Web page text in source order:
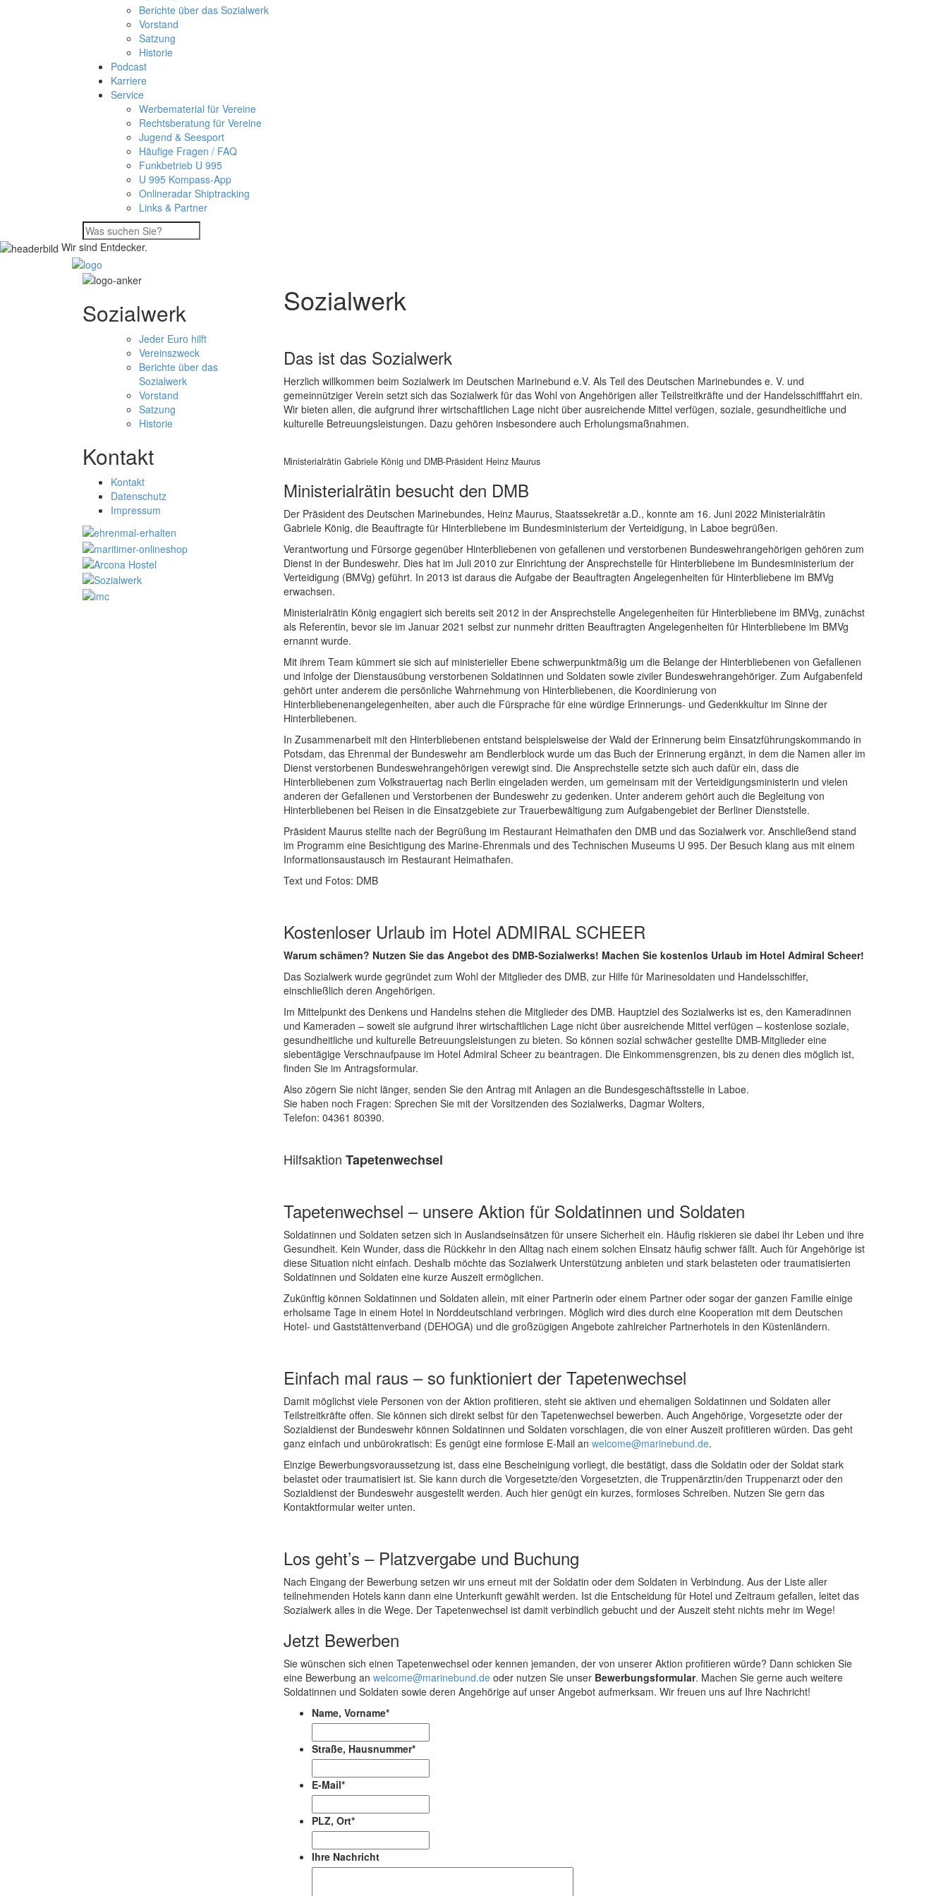
Berichte über das Sozialwerk
Vorstand
Satzung
Historie
Podcast
Karriere
Service
Werbematerial für Vereine
Rechtsberatung für Vereine
Jugend & Seesport
Häufige Fragen / FAQ
Funkbetrieb U 995
U 995 Kompass-App
Onlineradar Shiptracking
Links & Partner
Wir sind Entdecker.
Sozialwerk
Jeder Euro hilft
Vereinszweck
Berichte über das
Sozialwerk
Vorstand
Satzung
Historie
Kontakt
Kontakt
Datenschutz
Impressum
Sozialwerk
Das ist das Sozialwerk
Herzlich willkommen beim Sozialwerk im Deutschen Marinebund e.V. Als Teil des Deutschen Marinebundes e. V. und
gemeinnütziger Verein setzt sich das Sozialwerk für das Wohl von Angehörigen aller Teilstreitkräfte und der Handelsschifffahrt ein.
Wir bieten allen, die aufgrund ihrer wirtschaftlichen Lage nicht über ausreichende Mittel verfügen, soziale, gesundheitliche und
kulturelle Betreuungsleistungen. Dazu gehören insbesondere auch Erholungsmaßnahmen.
Ministerialrätin Gabriele König und DMB-Präsident Heinz Maurus
Ministerialrätin besucht den DMB
Der Präsident des Deutschen Marinebundes, Heinz Maurus, Staatssekretär a.D., konnte am 16. Juni 2022 Ministerialrätin
Gabriele König, die Beauftragte für Hinterbliebene im Bundesministerium der Verteidigung, in Laboe begrüßen.
Verantwortung und Fürsorge gegenüber Hinterbliebenen von gefallenen und verstorbenen Bundeswehrangehörigen gehören zum
Dienst in der Bundeswehr. Dies hat im Juli 2010 zur Einrichtung der Ansprechstelle für Hinterbliebene im Bundesministerium der
Verteidigung (BMVg) geführt. In 2013 ist daraus die Aufgabe der Beauftragten Angelegenheiten für Hinterbliebene im BMVg
erwachsen.
Ministerialrätin König engagiert sich bereits seit 2012 in der Ansprechstelle Angelegenheiten für Hinterbliebene im BMVg, zunächst
als Referentin, bevor sie im Januar 2021 selbst zur nunmehr dritten Beauftragten Angelegenheiten für Hinterbliebene im BMVg
ernannt wurde.
Mit ihrem Team kümmert sie sich auf ministerieller Ebene schwerpunktmäßig um die Belange der Hinterbliebenen von Gefallenen
und infolge der Dienstausübung verstorbenen Soldatinnen und Soldaten sowie ziviler Bundeswehrangehöriger. Zum Aufgabenfeld
gehört unter anderem die persönliche Wahrnehmung von Hinterbliebenen, die Koordinierung von
Hinterbliebenenangelegenheiten, aber auch die Fürsprache für eine würdige Erinnerungs- und Gedenkkultur im Sinne der
Hinterbliebenen.
In Zusammenarbeit mit den Hinterbliebenen entstand beispielsweise der Wald der Erinnerung beim Einsatzführungskommando in
Potsdam, das Ehrenmal der Bundeswehr am Bendlerblock wurde um das Buch der Erinnerung ergänzt, in dem die Namen aller im
Dienst verstorbenen Bundeswehrangehörigen verewigt sind. Die Ansprechstelle setzte sich auch dafür ein, dass die
Hinterbliebenen zum Volkstrauertag nach Berlin eingeladen werden, um gemeinsam mit der Verteidigungsministerin und vielen
anderen der Gefallenen und Verstorbenen der Bundeswehr zu gedenken. Unter anderem gehört auch die Begleitung von
Hinterbliebenen bei Reisen in die Einsatzgebiete zur Trauerbewältigung zum Aufgabengebiet der Berliner Dienststelle.
Präsident Maurus stellte nach der Begrüßung im Restaurant Heimathafen den DMB und das Sozialwerk vor. Anschließend stand
im Programm eine Besichtigung des Marine-Ehrenmals und des Technischen Museums U 995. Der Besuch klang aus mit einem
Informationsaustausch im Restaurant Heimathafen.
Text und Fotos: DMB
Kostenloser Urlaub im Hotel ADMIRAL SCHEER
Warum schämen? Nutzen Sie das Angebot des DMB-Sozialwerks! Machen Sie kostenlos Urlaub im Hotel Admiral Scheer!
Das Sozialwerk wurde gegründet zum Wohl der Mitglieder des DMB, zur Hilfe für Marinesoldaten und Handelsschiffer,
einschließlich deren Angehörigen.
Im Mittelpunkt des Denkens und Handelns stehen die Mitglieder des DMB. Hauptziel des Sozialwerks ist es, den Kameradinnen
und Kameraden – soweit sie aufgrund ihrer wirtschaftlichen Lage nicht über ausreichende Mittel verfügen – kostenlose soziale,
gesundheitliche und kulturelle Betreuungsleistungen zu bieten. So können sozial schwächer gestellte DMB-Mitglieder eine
siebentägige Verschnaufpause im Hotel Admiral Scheer zu beantragen. Die Einkommensgrenzen, bis zu denen dies möglich ist,
finden Sie im Antragsformular.
Also zögern Sie nicht länger, senden Sie den Antrag mit Anlagen an die Bundesgeschäftsstelle in Laboe.
Sie haben noch Fragen: Sprechen Sie mit der Vorsitzenden des Sozialwerks, Dagmar Wolters,
Telefon: 04361 80390.
Hilfsaktion Tapetenwechsel
Tapetenwechsel – unsere Aktion für Soldatinnen und Soldaten
Soldatinnen und Soldaten setzen sich in Auslandseinsätzen für unsere Sicherheit ein. Häufig riskieren sie dabei ihr Leben und ihre
Gesundheit. Kein Wunder, dass die Rückkehr in den Alltag nach einem solchen Einsatz häufig schwer fällt. Auch für Angehörige ist
diese Situation nicht einfach. Deshalb möchte das Sozialwerk Unterstützung anbieten und stark belasteten oder traumatisierten
Soldatinnen und Soldaten eine kurze Auszeit ermöglichen.
Zukünftig können Soldatinnen und Soldaten allein, mit einer Partnerin oder einem Partner oder sogar der ganzen Familie einige
erholsame Tage in einem Hotel in Norddeutschland verbringen. Möglich wird dies durch eine Kooperation mit dem Deutschen
Hotel- und Gaststättenverband (DEHOGA) und die großzügigen Angebote zahlreicher Partnerhotels in den Küstenländern.
Einfach mal raus – so funktioniert der Tapetenwechsel
Damit möglichst viele Personen von der Aktion profitieren, steht sie aktiven und ehemaligen Soldatinnen und Soldaten aller
Teilstreitkräfte offen. Sie können sich direkt selbst für den Tapetenwechsel bewerben. Auch Angehörige, Vorgesetzte oder der
Sozialdienst der Bundeswehr können Soldatinnen und Soldaten vorschlagen, die von einer Auszeit profitieren würden. Das geht
ganz einfach und unbürokratisch: Es genügt eine formlose E-Mail an welcome@marinebund.de.
Einzige Bewerbungsvoraussetzung ist, dass eine Bescheinigung vorliegt, die bestätigt, dass die Soldatin oder der Soldat stark
belastet oder traumatisiert ist. Sie kann durch die Vorgesetzte/den Vorgesetzten, die Truppenärztin/den Truppenarzt oder den
Sozialdienst der Bundeswehr ausgestellt werden. Auch hier genügt ein kurzes, formloses Schreiben. Nutzen Sie gern das
Kontaktformular weiter unten.
Los geht’s – Platzvergabe und Buchung
Nach Eingang der Bewerbung setzen wir uns erneut mit der Soldatin oder dem Soldaten in Verbindung. Aus der Liste aller
teilnehmenden Hotels kann dann eine Unterkunft gewählt werden. Ist die Entscheidung für Hotel und Zeitraum gefallen, leitet das
Sozialwerk alles in die Wege. Der Tapetenwechsel ist damit verbindlich gebucht und der Auszeit steht nichts mehr im Wege!
Jetzt Bewerben
Sie wünschen sich einen Tapetenwechsel oder kennen jemanden, der von unserer Aktion profitieren würde? Dann schicken Sie
eine Bewerbung an welcome@marinebund.de oder nutzen Sie unser Bewerbungsformular. Machen Sie gerne auch weitere
Soldatinnen und Soldaten sowie deren Angehörige auf unser Angebot aufmerksam. Wir freuen uns auf Ihre Nachricht!
Name, Vorname*
Straße, Hausnummer*
E-Mail*
PLZ, Ort*
Ihre Nachricht